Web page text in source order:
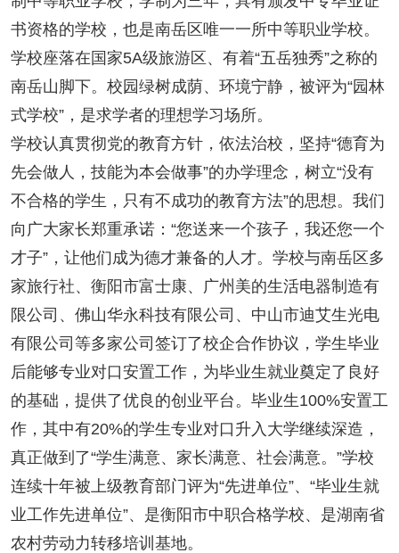
书资格的学校，也是南岳区唯一一所中等职业学校。
学校座落在国家5A级旅游区、有着“五岳独秀”之称的
南岳山脚下。校园绿树成荫、环境宁静，被评为“园林
式学校”，是求学者的理想学习场所。
学校认真贯彻党的教育方针，依法治校，坚持“德育为
先会做人，技能为本会做事”的办学理念，树立“没有
不合格的学生，只有不成功的教育方法”的思想。我们
向广大家长郑重承诺：“您送来一个孩子，我还您一个
才子”，让他们成为德才兼备的人才。学校与南岳区多
家旅行社、衡阳市富士康、广州美的生活电器制造有
限公司、佛山华永科技有限公司、中山市迪艾生光电
有限公司等多家公司签订了校企合作协议，学生毕业
后能够专业对口安置工作，为毕业生就业奠定了良好
的基础，提供了优良的创业平台。毕业生100%安置工
作，其中有20%的学生专业对口升入大学继续深造，
真正做到了“学生满意、家长满意、社会满意。”学校
连续十年被上级教育部门评为“先进单位”、“毕业生就
业工作先进单位”、是衡阳市中职合格学校、是湖南省
农村劳动力转移培训基地。